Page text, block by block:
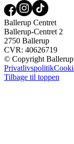
Ballerup Centret
Ballerup-Centret 2
2750 Ballerup
CVR: 40626719
© Copyright Ballerup
Privatlivspolitik
Tilbage til toppen